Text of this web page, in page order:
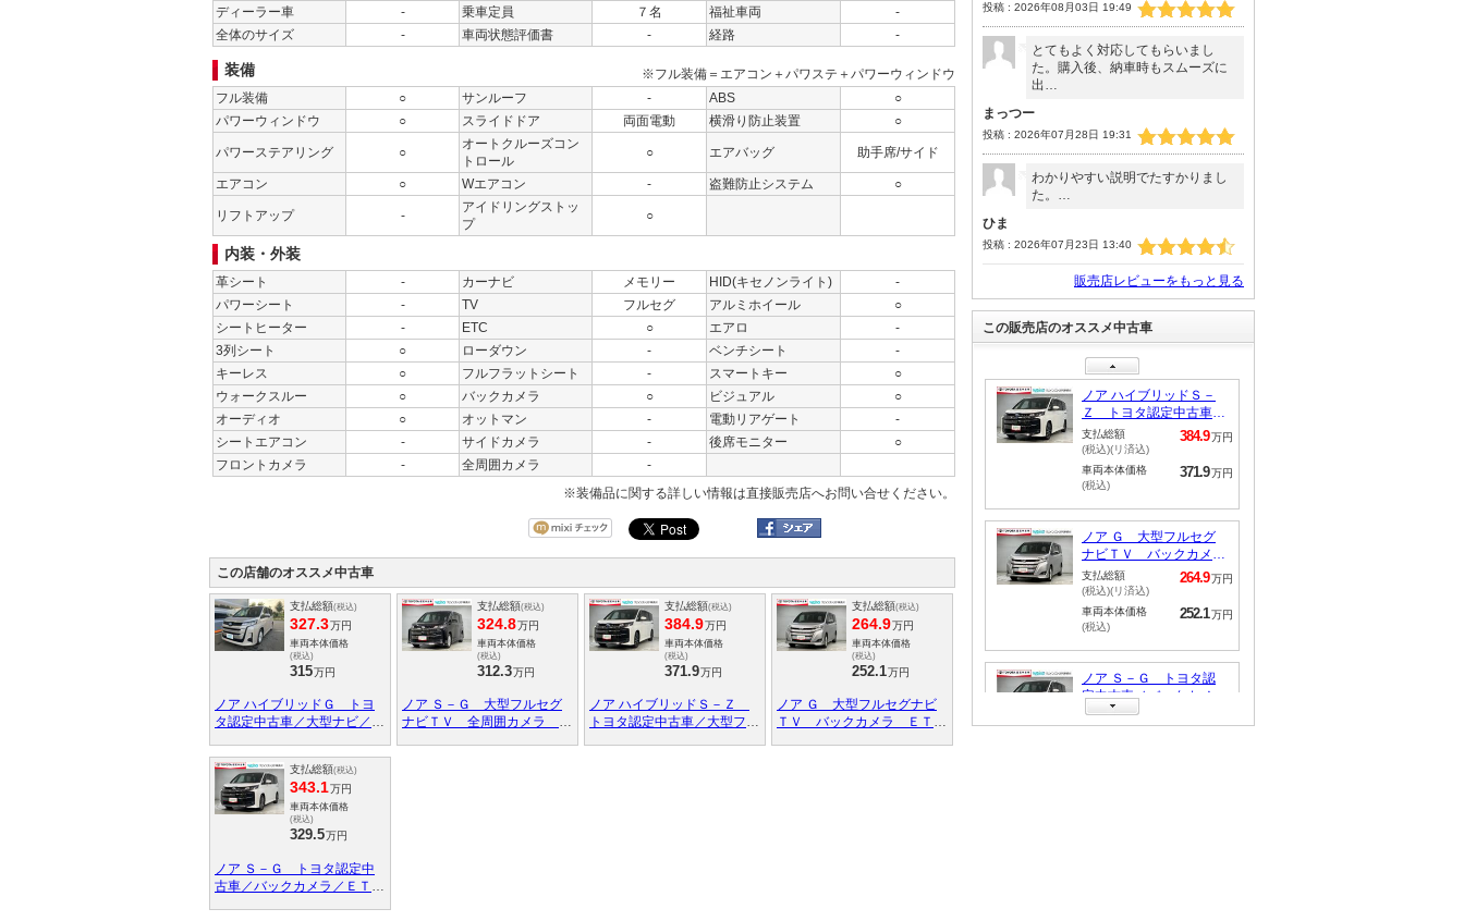
ディーラー車
- 乗車定員 ７名 福祉車両
-
全体のサイズ
- 車両状態評価書 - 経路 -
装備
※フル装備＝エアコン＋パワステ＋パワーウィンドウ
フル装備
○ サンルーフ - ABS
○
パワーウィンドウ
○ スライドドア 両面電動 横滑り防止装置 ○
パワーステアリング ○
オートクルーズコン
トロール
○ エアバッグ 助手席/サイド
エアコン ○ Wエアコン - 盗難防止システム ○
リフトアップ -
アイドリングストッ
プ
○
内装・外装
革シート - カーナビ メモリー HID(キセノンライト)
-
パワーシート
- TV フルセグ アルミホイール
○
シートヒーター
- ETC ○ エアロ
-
3列シート
○ ローダウン - ベンチシート
-
キーレス
○ フルフラットシート - スマートキー
○
ウォークスルー
○ バックカメラ ○ ビジュアル
○
オーディオ
○ オットマン - 電動リアゲート
-
シートエアコン
- サイドカメラ - 後席モニター
○
フロントカメラ
- 全周囲カメラ
-
※装備品に関する詳しい情報は直接販売店へお問い合せください。
この店舗のオススメ中古車
支払総額(税込)
327.3万円
車両本体価格
(税込)
315万円
ノア ハイブリッドＧ トヨ
タ認定中古車／大型ナビ／バ
ユニバーサルステップ付き／
前後ドラレコ／クリアランス
ソナー／衝突回避ブレーキ／
整備手帳／トヨタロングラン
保証／ワンオーナー
支払総額(税込)
324.8万円
車両本体価格
(税込)
312.3万円
ノア Ｓ－Ｇ 大型フルセグ
ナビＴＶ 全周囲カメラ Ｄ
支払総額(税込)
384.9万円
車両本体価格
(税込)
371.9万円
ノア ハイブリッドＳ－Ｚ
トヨタ認定中古車／大型フル
支払総額(税込)
264.9万円
車両本体価格
(税込)
252.1万円
ノア Ｇ 大型フルセグナビ
ＴＶ バックカメラ ＥＴＣ
支払総額(税込)
343.1万円
車両本体価格
(税込)
329.5万円
ノア Ｓ－Ｇ トヨタ認定中
古車／バックカメラ／ＥＴＣ
投稿 : 2026年08月03日 19:49
とてもよく対応してもらいまし
た。購入後、納車時もスムーズに
出…
まっつー
投稿 : 2026年07月28日 19:31
わかりやすい説明でたすかりまし
た。…
ひま
投稿 : 2026年07月23日 13:40
販売店レビューをもっと見る
この販売店のオススメ中古車
トヨタ認定中古車／大型
ナビ／バックカメラ／Ｅ
ＴＣ２．０／ユニバーサ
ルステップ付き／前後ド
ラレコ／クリアランスソ
ナー／衝突回避ブレーキ
／整備手帳／トヨタロン
グラン保証／ワンオーナ
ー
327.3万円
車両本体価格
315
ノア Ｓ－Ｇ 大型フル
セグナビＴＶ 全周囲カ
メラ ＤＶＤ再生 ＥＴ
Ｃ２．０ 前後ドラレ
コ 両側自動ドア シー
トヒーター ユニバーサ
ルステップ付き
支払総額
(税込)(リ済込)
324.8万円
車両本体価格
(税込)
312.3万円
Ｚ トヨタ認定中古車／
大型フルセグナビＴＶ／
全周囲カメラ／ＤＶＤ再
生／ＥＴＣ２．０／ユニ
バーサルステップ付き／
ＡＣ１００Ｖ／トヨタロ
ングラン保証／両側自動
支払総額
(税込)(リ済込)
384.9万円
車両本体価格
(税込)
371.9万円
ナビＴＶ バックカメ
ラ ＥＴＣ２．０ ドラ
レコ トヨタ認定中古
車 トヨタロングラン保
証 衝突回避ブレーキ
支払総額
(税込)(リ済込)
264.9万円
車両本体価格